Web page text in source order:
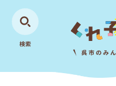
検索